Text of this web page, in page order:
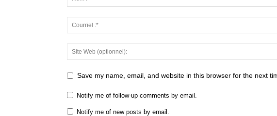
Save my name, email, and website in this browser for the next
Notify me of follow-up comments by email.
Notify me of new posts by email.